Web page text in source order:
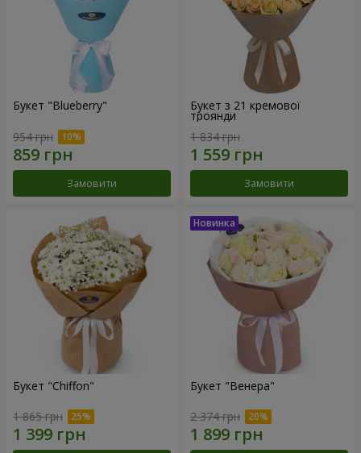
Букет "Blueberry"
954 грн
Замовити
Букет з 21 кремової
троянди
1 834 грн
Замовити
Букет "Chiffon"
1 865 грн
Букет "Венера"
2 374 грн